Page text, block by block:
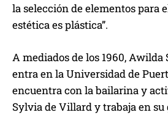
la selección de elementos para
estética es plástica”.
A mediados de los 1960,
entra en la Universidad de
encuentra con la bailarina y
Sylvia de Villard y trabaja en su